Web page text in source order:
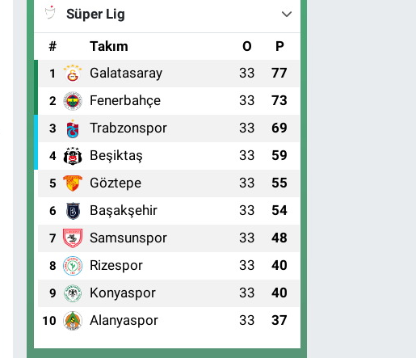
Süper Lig
#
Takım O P
1 Galatasaray 33 77
2 Fenerbahçe 33 73
3 Trabzonspor 33 69
4 Beşiktaş 33 59
5 Göztepe 33 55
6 Başakşehir 33 54
7 Samsunspor 33 48
8 Rizespor 33 40
9 Konyaspor 33 40
10 Alanyaspor 33 37